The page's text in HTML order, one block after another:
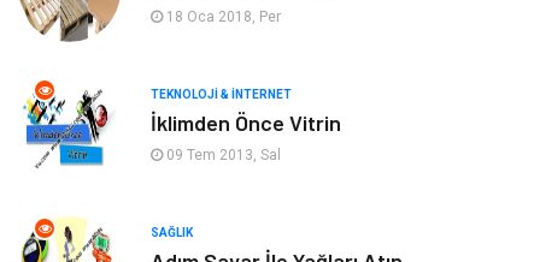
Anne & Çocuk
Bilgisayar & Yazılım Keyif & Hobi
Tatil
18 Oca 2018, Per
TEKNOLOJI & İNTERNET
İklimden Önce Vitrin
09 Tem 2013, Sal
SAĞLIK